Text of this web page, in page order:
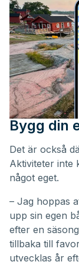
Bygg din
Det är också
Aktiviteter inte
något eget.
– Jag hoppas
upp sin egen
efter en
tillbaka till
utvecklas år